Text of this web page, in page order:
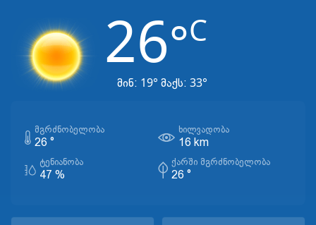
26°C
მინ: 19° მაქს: 33°
ᲛᲒᲠᲫᲜᲝᲑᲔᲚᲝᲑᲐ
26 °
ᲮᲘᲚᲕᲐᲓᲝᲑᲐ
16 km
ᲢᲔᲜᲘᲐᲜᲝᲑᲐ
47 %
ᲥᲐᲠᲨᲘ ᲛᲒᲠᲫᲜᲝᲑᲔᲚᲝᲑᲐ
26 °